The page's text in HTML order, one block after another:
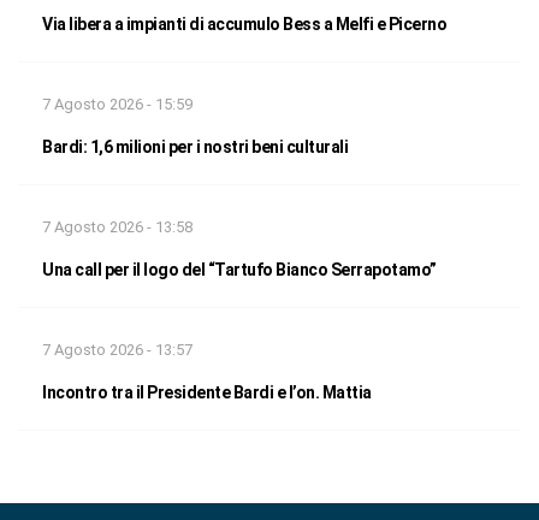
Via libera a impianti di accumulo Bess a Melfi e Picerno
7 Agosto 2026 - 15:59
Bardi: 1,6 milioni per i nostri beni culturali
7 Agosto 2026 - 13:58
Una call per il logo del “Tartufo Bianco Serrapotamo”
7 Agosto 2026 - 13:57
Incontro tra il Presidente Bardi e l’on. Mattia